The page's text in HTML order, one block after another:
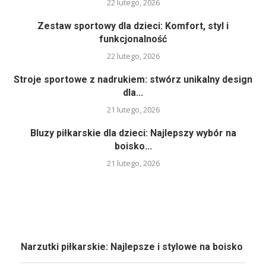
22 lutego, 2026
Zestaw sportowy dla dzieci: Komfort, styl i
funkcjonalność
22 lutego, 2026
Stroje sportowe z nadrukiem: stwórz unikalny design
dla...
21 lutego, 2026
Bluzy piłkarskie dla dzieci: Najlepszy wybór na
boisko...
21 lutego, 2026
Narzutki piłkarskie: Najlepsze i stylowe na boisko